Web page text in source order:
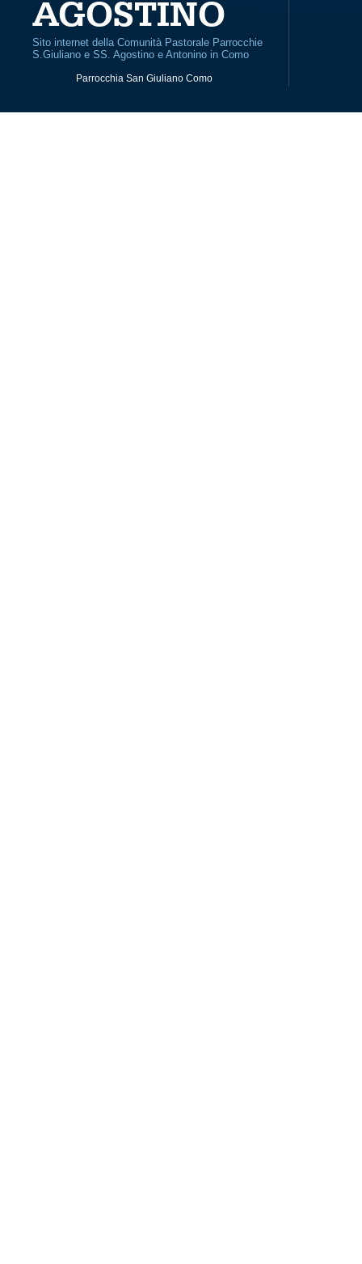
AGOSTINO
Sito internet della Comunità Pastorale Parrocchie
S.Giuliano e SS. Agostino e Antonino in Como
Parrocchia San Giuliano Como